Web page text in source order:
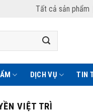
Tất cả sản phẩm
DỊCH VỤ TIN
VIỆT TRÌ